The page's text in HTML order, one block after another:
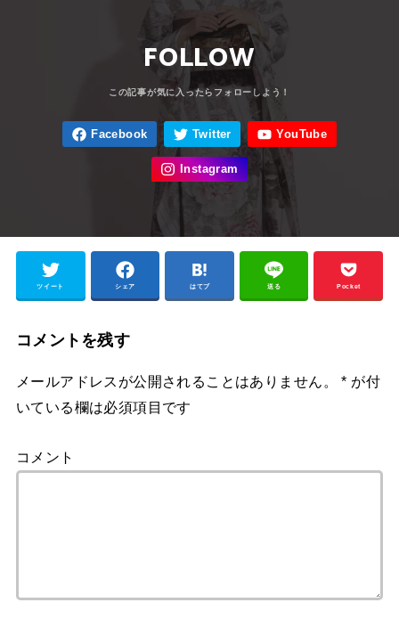
FOLLOW
ツイート シェア はてブ 送る Pocket
コメントを残す
メールアドレスが公開されることはありません。 * が付
いている欄は必須項目です
コメント